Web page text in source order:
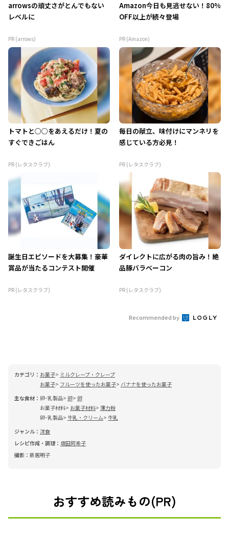
arrowsの頑丈さがとんでもない
レベルに
PR (arrows)
Amazon今日も見逃せない！80%
OFF以上が続々登場
PR (Amazon)
トマトと○○をあえるだけ！夏の
すぐできごはん
PR (レタスクラブ)
毎日の献立、味付けにマンネリを
感じている方必見！
PR (レタスクラブ)
誕生日エピソードを大募集！豪華
賞品が当たるコンテスト開催
PR (レタスクラブ)
ダイレクトに広がる肉の旨み！絶
品豚バラベーコン
PR (レタスクラブ)
Recommended by
カテゴリ： お菓子
ミルクレープ・クレープ
お菓子
フルーツを使ったお菓子
バナナを使ったお菓子
主な食材： 卵･乳製品 卵 卵
お菓子材料
お菓子材料 薄力粉
卵･乳製品 牛乳・クリーム 牛乳
ジャンル： 洋食
レシピ作成・調理： 坂田阿希子
撮影： 新居明子
おすすめ読みもの(PR)